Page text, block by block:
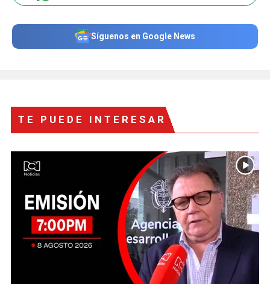
Síguenos en Google News
TE PUEDE INTERESAR